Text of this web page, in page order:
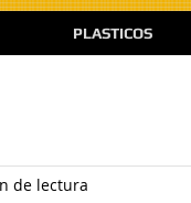
PLASTICOS
de lectura